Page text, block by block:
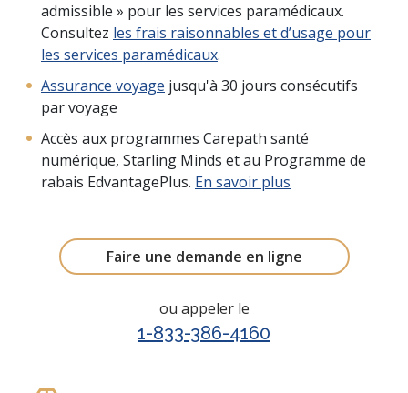
admissible » pour les services paramédicaux.
Consultez les frais raisonnables et d’usage pour
les services paramédicaux.
Assurance voyage jusqu'à 30 jours consécutifs
par voyage
Accès aux programmes Carepath santé
numérique, Starling Minds et au Programme de
rabais EdvantagePlus. En savoir plus
Faire une demande en ligne
ou appeler le
1-833-386-4160